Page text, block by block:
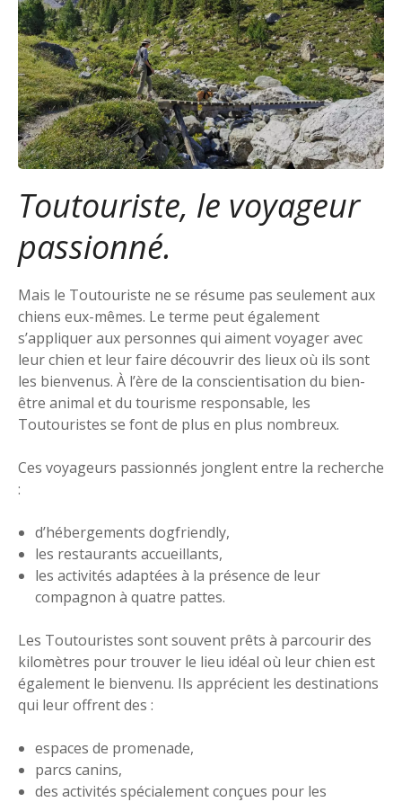
Toutouriste, le voyageur
passionné.
Mais le Toutouriste ne se résume pas seulement aux
chiens eux-mêmes. Le terme peut également
s’appliquer aux personnes qui aiment voyager avec
leur chien et leur faire découvrir des lieux où ils sont
les bienvenus. À l’ère de la conscientisation du bien-
être animal et du tourisme responsable, les
Toutouristes se font de plus en plus nombreux.
Ces voyageurs passionnés jonglent entre la recherche
:
d’hébergements dogfriendly,
les restaurants accueillants,
les activités adaptées à la présence de leur
compagnon à quatre pattes.
Les Toutouristes sont souvent prêts à parcourir des
kilomètres pour trouver le lieu idéal où leur chien est
également le bienvenu. Ils apprécient les destinations
qui leur offrent des :
espaces de promenade,
parcs canins,
des activités spécialement conçues pour les